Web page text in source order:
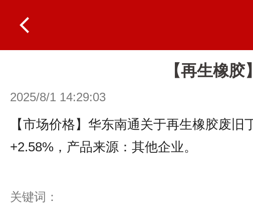
【再生橡
2025/8/1 14:29:03
【市场价格】华东南通关于再生橡胶废
+2.58%，产品来源：其他企业。
关键词：